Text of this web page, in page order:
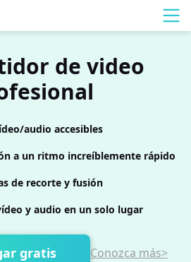
de video
audio accesibles
a un ritmo increíblemente rápido
de recorte y fusión
y audio en un solo lugar
gratis Conozca más>